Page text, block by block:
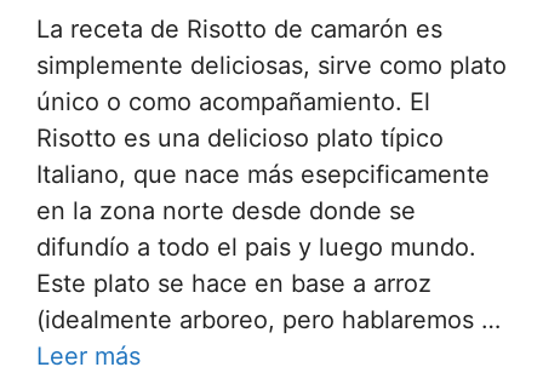
La receta de Risotto de camarón es
simplemente deliciosas, sirve como plato
único o como acompañamiento. El
Risotto es una delicioso plato típico
Italiano, que nace más esepcificamente
en la zona norte desde donde se
difundío a todo el pais y luego mundo.
Este plato se hace en base a arroz
(idealmente arboreo, pero hablaremos …
Leer más